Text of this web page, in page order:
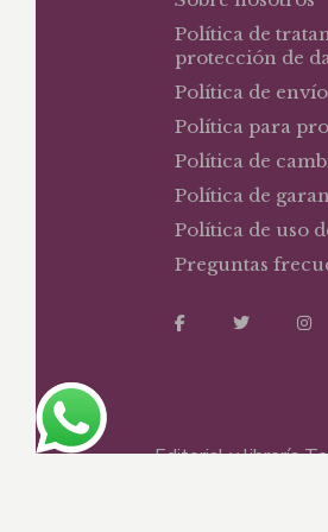
Política de
protección de
Política de envío
Política para
Política de
Política de
Política de uso
Preguntas
Editorial y librería